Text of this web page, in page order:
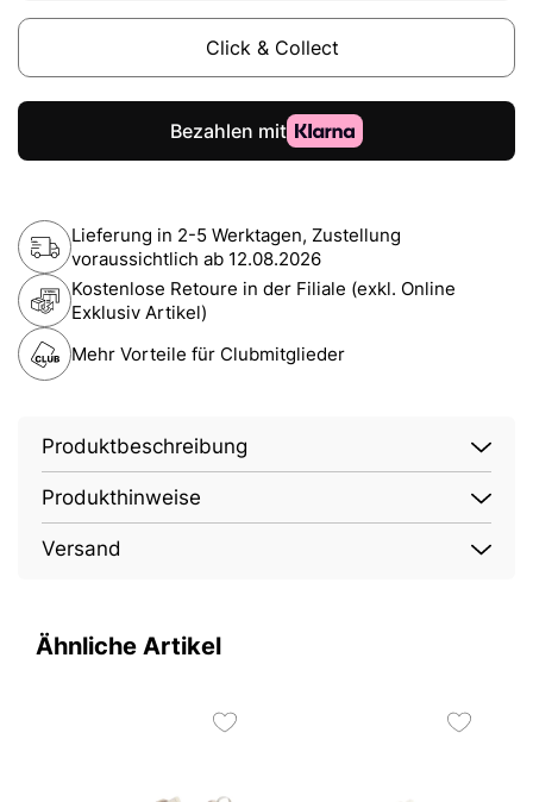
Click & Collect
Lieferung in 2-5 Werktagen, Zustellung
voraussichtlich ab 12.08.2026
Kostenlose Retoure in der Filiale (exkl. Online
Exklusiv Artikel)
Mehr Vorteile für Clubmitglieder
Produktbeschreibung
Produkthinweise
Versand
Ähnliche Artikel